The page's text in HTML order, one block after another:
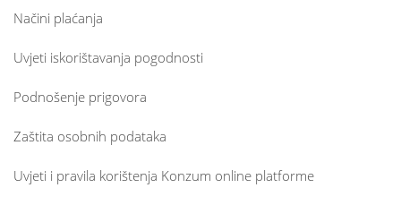
Načini plaćanja
Uvjeti iskorištavanja pogodnosti
Podnošenje prigovora
Zaštita osobnih podataka
Uvjeti i pravila korištenja Konzum online platforme